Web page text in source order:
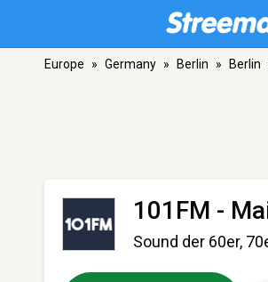
Europe » Germany » Berlin » Berlin
101FM -
Sound der 60er,